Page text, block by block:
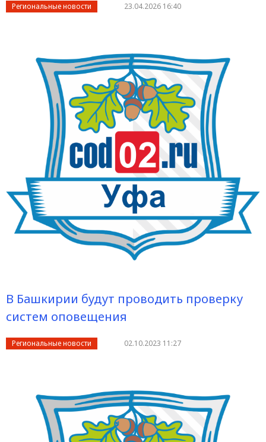
Региональные новости 23.04.2026 16:40
В Башкирии будут проводить проверку
систем оповещения
Региональные новости 02.10.2023 11:27